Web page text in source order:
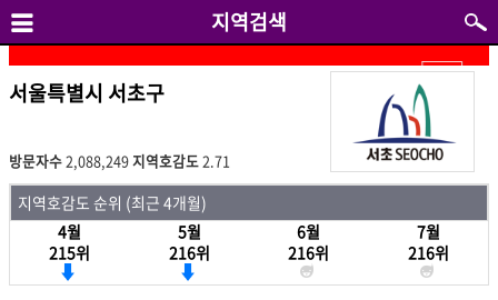
지역검색
서울특별시 서초구
방문자수2,088,249지역호감도 2.71
지역호감도 순위 (최근 4개월)
4월
215위
5월
216위
6월
216위
7월
216위